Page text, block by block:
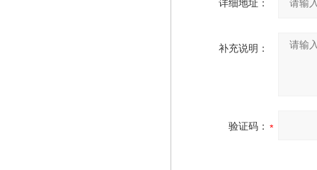
详细地址：
补充说明：
验证码：